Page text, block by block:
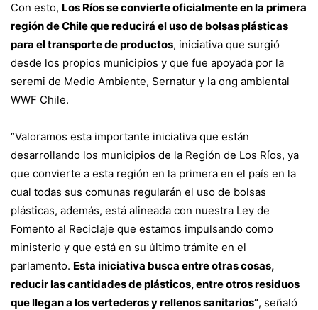
Con esto, Los Ríos se convierte oficialmente en la primera
región de Chile que reducirá el uso de bolsas plásticas
para el transporte de productos, iniciativa que surgió
desde los propios municipios y que fue apoyada por la
seremi de Medio Ambiente, Sernatur y la ong ambiental
WWF Chile.
“Valoramos esta importante iniciativa que están
desarrollando los municipios de la Región de Los Ríos, ya
que convierte a esta región en la primera en el país en la
cual todas sus comunas regularán el uso de bolsas
plásticas, además, está alineada con nuestra Ley de
Fomento al Reciclaje que estamos impulsando como
ministerio y que está en su último trámite en el
parlamento. Esta iniciativa busca entre otras cosas,
reducir las cantidades de plásticos, entre otros residuos
que llegan a los vertederos y rellenos sanitarios”, señaló